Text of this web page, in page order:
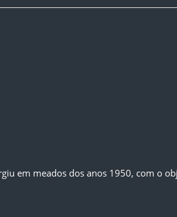
em meados dos anos 1950, com o